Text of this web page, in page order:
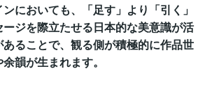
においても、「足す」より「引く」
ジを際立たせる日本的な美意識が活
ることで、観る側が積極的に作品世
韻が生まれます。